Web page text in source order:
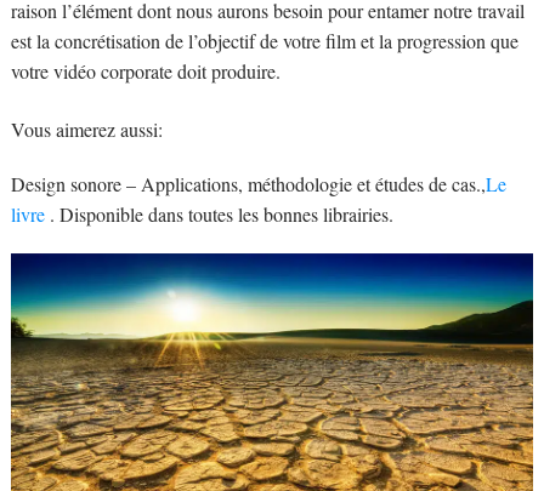
raison l’élément dont nous aurons besoin pour entamer notre travail
est la concrétisation de l’objectif de votre film et la progression que
votre vidéo corporate doit produire.
Vous aimerez aussi:
Design sonore – Applications, méthodologie et études de cas.,Le
livre . Disponible dans toutes les bonnes librairies.